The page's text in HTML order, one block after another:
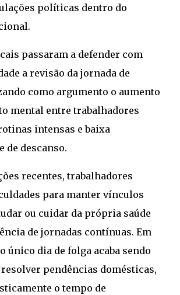
políticas dentro do
passaram a defender com
a revisão da jornada de
como argumento o aumento
mental entre trabalhadores
intensas e baixa
de descanso.
recentes, trabalhadores
para manter vínculos
ou cuidar da própria saúde
de jornadas contínuas. Em
único dia de folga acaba sendo
pendências domésticas,
o tempo de